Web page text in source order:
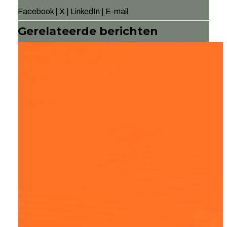
Facebook| X LinkedIn E-mail
Gerelateerde berichten